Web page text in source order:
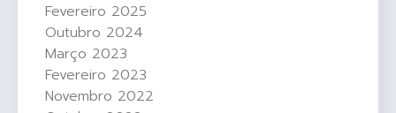
Fevereiro 2025
Outubro 2024
Março 2023
Fevereiro 2023
Novembro 2022